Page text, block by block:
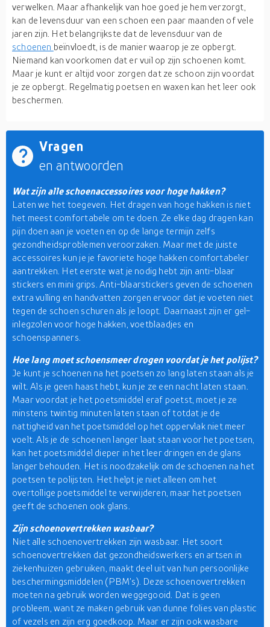
verwelken. Maar afhankelijk van hoe goed je hem verzorgt,
kan de levensduur van een schoen een paar maanden of vele
jaren zijn. Het belangrijkste dat de levensduur van de
schoenen beïnvloedt, is de manier waarop je ze opbergt.
Niemand kan voorkomen dat er vuil op zijn schoenen komt.
Maar je kunt er altijd voor zorgen dat ze schoon zijn voordat
je ze opbergt. Regelmatig poetsen en waxen kan het leer ook
beschermen.
Vragen
en antwoorden
Wat zijn alle schoenaccessoires voor hoge hakken?
Laten we het toegeven. Het dragen van hoge hakken is niet
het meest comfortabele om te doen. Ze elke dag dragen kan
pijn doen aan je voeten en op de lange termijn zelfs
gezondheidsproblemen veroorzaken. Maar met de juiste
accessoires kun je je favoriete hoge hakken comfortabeler
aantrekken. Het eerste wat je nodig hebt zijn anti-blaar
stickers en mini grips. Anti-blaarstickers geven de schoenen
extra vulling en handvatten zorgen ervoor dat je voeten niet
tegen de schoen schuren als je loopt. Daarnaast zijn er gel-
inlegzolen voor hoge hakken, voetblaadjes en
schoenspanners.
Hoe lang moet schoensmeer drogen voordat je het polijst?
Je kunt je schoenen na het poetsen zo lang laten staan als je
wilt. Als je geen haast hebt, kun je ze een nacht laten staan.
Maar voordat je het poetsmiddel eraf poetst, moet je ze
minstens twintig minuten laten staan of totdat je de
nattigheid van het poetsmiddel op het oppervlak niet meer
voelt. Als je de schoenen langer laat staan voor het poetsen,
kan het poetsmiddel dieper in het leer dringen en de glans
langer behouden. Het is noodzakelijk om de schoenen na het
poetsen te polijsten. Het helpt je niet alleen om het
overtollige poetsmiddel te verwijderen, maar het poetsen
geeft de schoenen ook glans.
Zijn schoenovertrekken wasbaar?
Niet alle schoenovertrekken zijn wasbaar. Het soort
schoenovertrekken dat gezondheidswerkers en artsen in
ziekenhuizen gebruiken, maakt deel uit van hun persoonlijke
beschermingsmiddelen (PBM's). Deze schoenovertrekken
moeten na gebruik worden weggegooid. Dat is geen
probleem, want ze maken gebruik van dunne folies van plastic
of vezels en zijn erg goedkoop. Maar er zijn ook wasbare